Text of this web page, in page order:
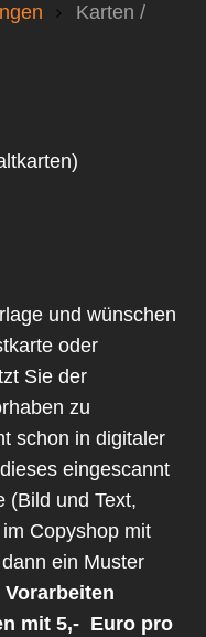
Karten /
und wünschen
oder
Sie der
zu
schon in digitaler
eingescannt
(Bild und Text,
Copyshop mit
ein Muster
Vorarbeiten
mit 5,- Euro pro